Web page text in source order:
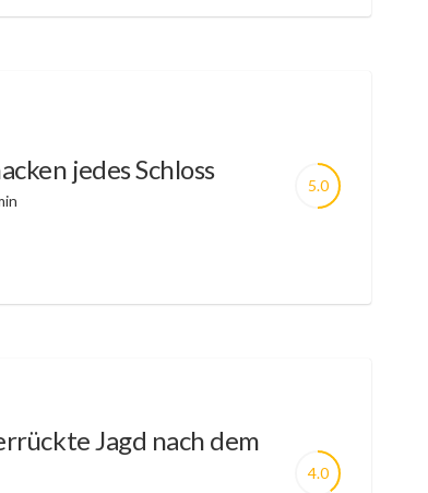
jedes Schloss
5.0
Jagd nach dem
4.0